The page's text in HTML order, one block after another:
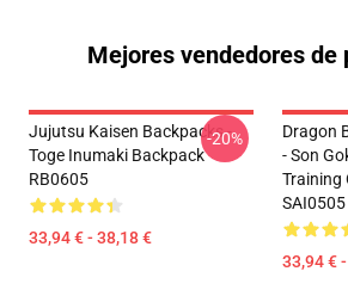
Mejores vendedores de
Jujutsu Kaisen Backpacks -
Toge Inumaki Backpack
RB0605
33,94 € - 38,18 €
-20%
Dragon
- Son
Training
SAI0505
33,94 €